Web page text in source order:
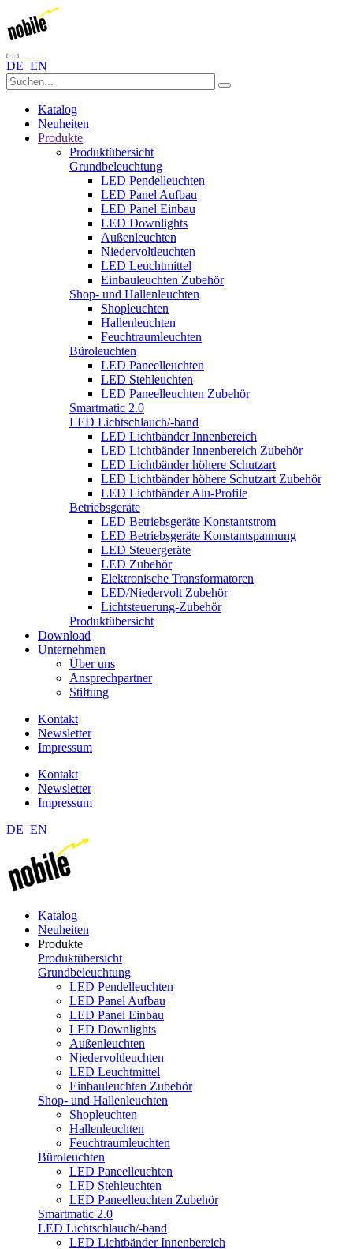
DE EN
Katalog
Neuheiten
Produkte
Produktübersicht
Grundbeleuchtung
LED Pendelleuchten
LED Panel Aufbau
LED Panel Einbau
LED Downlights
Außenleuchten
Niedervoltleuchten
LED Leuchtmittel
Einbauleuchten Zubehör
Shop- und Hallenleuchten
Shopleuchten
Hallenleuchten
Feuchtraumleuchten
Büroleuchten
LED Paneelleuchten
LED Stehleuchten
LED Paneelleuchten Zubehör
Smartmatic 2.0
LED Lichtschlauch/-band
LED Lichtbänder Innenbereich
LED Lichtbänder Innenbereich Zubehör
LED Lichtbänder höhere Schutzart
LED Lichtbänder höhere Schutzart Zubehör
LED Lichtbänder Alu-Profile
Betriebsgeräte
LED Betriebsgeräte Konstantstrom
LED Betriebsgeräte Konstantspannung
LED Steuergeräte
LED Zubehör
Elektronische Transformatoren
LED/Niedervolt Zubehör
Lichtsteuerung-Zubehör
Produktübersicht
Download
Unternehmen
Über uns
Ansprechpartner
Stiftung
Kontakt
Newsletter
Impressum
Kontakt
Newsletter
Impressum
DE EN
Katalog
Neuheiten
Produkte
Produktübersicht
Grundbeleuchtung
LED Pendelleuchten
LED Panel Aufbau
LED Panel Einbau
LED Downlights
Außenleuchten
Niedervoltleuchten
LED Leuchtmittel
Einbauleuchten Zubehör
Shop- und Hallenleuchten
Shopleuchten
Hallenleuchten
Feuchtraumleuchten
Büroleuchten
LED Paneelleuchten
LED Stehleuchten
LED Paneelleuchten Zubehör
Smartmatic 2.0
LED Lichtschlauch/-band
LED Lichtbänder Innenbereich